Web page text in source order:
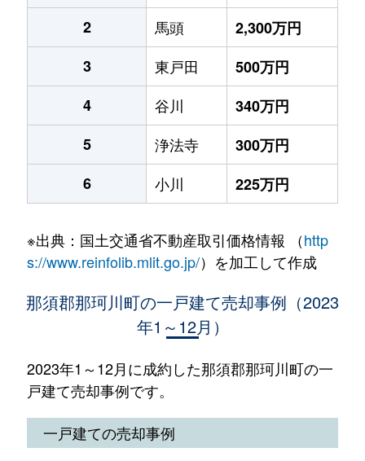
2
馬頭
2,300万円
3
東戸田
500万円
4
谷川
340万円
5
浄法寺
300万円
6
小川 225万円
※出典：国土交通省不動産取引価格情報 （http
s://www.reinfolib.mlit.go.jp/）を加工して作成
那須郡那珂川町の一戸建て売却事例（2023
年1～12月）
2023年1～12月に成約した那須郡那珂川町の一
戸建て売却事例です。
一戸建ての売却事例